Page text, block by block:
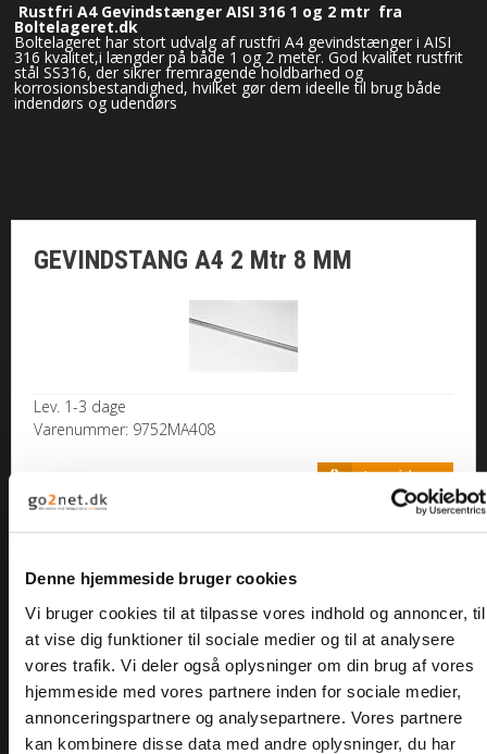
Denne hjemmeside bruger cookies
Vi bruger cookies til at tilpasse vores indhold og annoncer, til
at vise dig funktioner til sociale medier og til at analysere
vores trafik. Vi deler også oplysninger om din brug af vores
hjemmeside med vores partnere inden for sociale medier,
annonceringspartnere og analysepartnere. Vores partnere
kan kombinere disse data med andre oplysninger, du har
SKRUER
TRÆ-SKRUER & BRÆDDEBOLTE
SPLITTER / NITTER
SORTIMENTER
BOR/ BITS/ U-BØJLE
KAMPAGNE/TILBUD
BYGGEMARKED
RESTPARTIER
Rustfri A4 Gevindstænger AISI 316 1 og 2 mtr fra
Boltelageret.dk
Boltelageret har stort udvalg af rustfri A4 gevindstænger i AISI
316 kvalitet,i længder på både 1 og 2 meter. God kvalitet rustfrit
stål SS316, der sikrer fremragende holdbarhed og
korrosionsbestandighed, hvilket gør dem ideelle til brug både
indendørs og udendørs
GEVINDSTANG A4 2 Mtr 8 MM
Lev. 1-3 dage
Varenummer: 9752MA408
200,00 DKK
<--Forrige Næste-->
Antal varer: 1 Vis uden moms Anbefal Print